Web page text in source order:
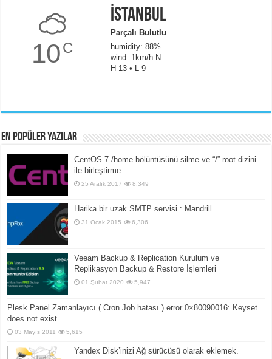
10C
İstanbul
Parçalı Bulutlu
humidity: 88%
wind: 1km/h N
H 13 • L 9
En popüler yazılar
CentOS 7 /home bölüntüsünü silme ve “/” root dizini
ile birleştirme
25 Aralık 2017 8,349
Harika bir uzak SMTP servisi : Mandrill
31 Ocak 2015 6,306
Veeam Backup & Replication Kurulum ve
Replikasyon Backup & Restore İşlemleri
01 Şubat 2020 5,947
Plesk Panel Zamanlayıcı ( Cron Job hatası ) error 0×80090016: Keyset
does not exist
03 Mayıs 2011 5,615
Yandex Disk’inizi Ağ sürücüsü olarak eklemek.